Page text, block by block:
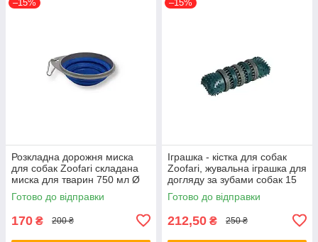
–15%
Розкладна дорожня миска
для собак Zoofari складана
миска для тварин 750 мл Ø
15,5 см
Готово до відправки
170 ₴ 200 ₴
–15%
Іграшка - кістка для собак
Zoofari, жувальна іграшка для
догляду за зубами собак 15
см
Готово до відправки
212,50 ₴ 250 ₴